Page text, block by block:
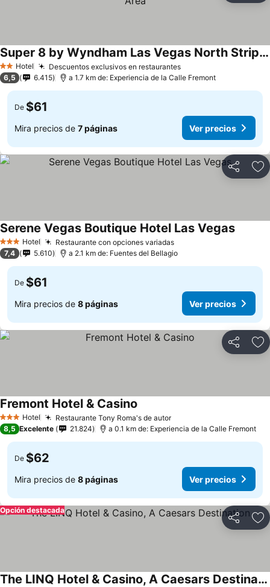
2 Estrellas
Hotel Descuentos exclusivos en restaurantes
Super 8 by Wyndham Las Vegas North Strip/Fremont St. Area
6,5 6.415 a 1.7 km de: Experiencia de la Calle Fremont
De $61
Mira precios de 7 páginas Ver precios
Compartir
3 Estrellas
Hotel Restaurante con opciones variadas
Serene Vegas Boutique Hotel Las Vegas
7,4 5.610 a 2.1 km de: Fuentes del Bellagio
De $61
Mira precios de 8 páginas Ver precios
Compartir
3 Estrellas
Hotel Restaurante Tony Roma's de autor
Fremont Hotel & Casino
8,5 Excelente 21.824 a 0.1 km de: Experiencia de la Calle Fremont
De $62
Mira precios de 8 páginas Ver precios
Compartir
Opción destacada
The LINQ Hotel & Casino, A Caesars Destination